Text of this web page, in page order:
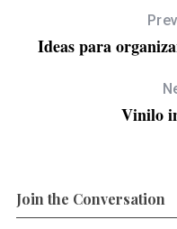
Ideas para
Vinilo
Join the Conversation